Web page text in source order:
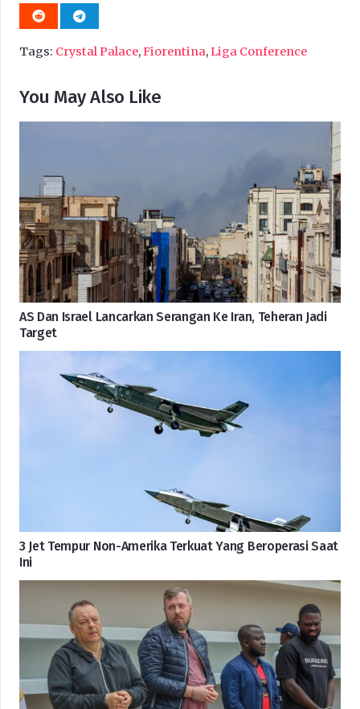
Tags: Crystal Palace,Fiorentina,Liga Conference
You May Also Like
AS Dan Israel Lancarkan Serangan Ke Iran, Teheran Jadi
Target
3 Jet Tempur Non-Amerika Terkuat Yang Beroperasi Saat
Ini